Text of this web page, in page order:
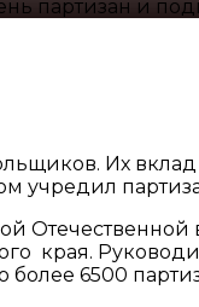
партизан и
Их
учредил
края.
6500